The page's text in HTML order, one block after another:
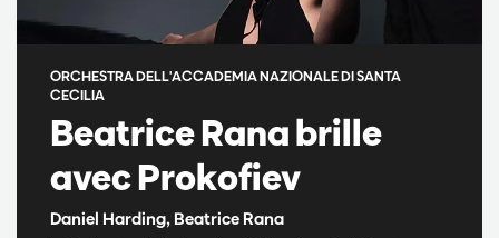
Beatrice Rana brille
avec Prokofiev
Daniel Harding, Beatrice Rana
ORCHESTRA DELL'ACCADEMIA NAZIONALE DI SANTA
CECILIA